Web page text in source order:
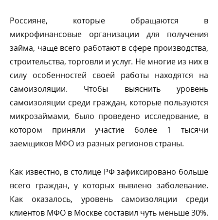
Россияне, которые обращаются
микрофинансовые организации для получения
займа, чаще всего работают в сфере производства,
строительства, торговли и услуг. Не многие из них
силу особенностей своей работы находятся на
самоизоляции. Чтобы выяснить уровень
самоизоляции среди граждан, которые пользуются
микрозаймами, было проведено исследование,
котором приняли участие более 1 тысячи
заемщиков МФО из разных регионов страны.
Как известно, в столице РФ зафиксировано больше
сего граждан, у которых вывлено заболевание.
Как оказалось, уровень самоизоляции среди
клиентов МФО в Москве составил чуть меньше 30%.